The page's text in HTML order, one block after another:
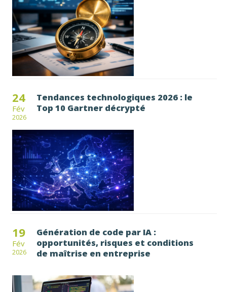
24
Fév
2026
Tendances technologiques 2026 : le
Top 10 Gartner décrypté
19
Fév
2026
Génération de code par IA :
opportunités, risques et conditions
de maîtrise en entreprise